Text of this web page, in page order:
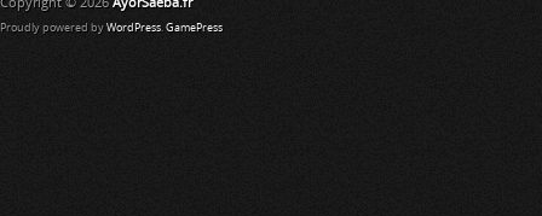
Proudly powered by WordPress. GamePress